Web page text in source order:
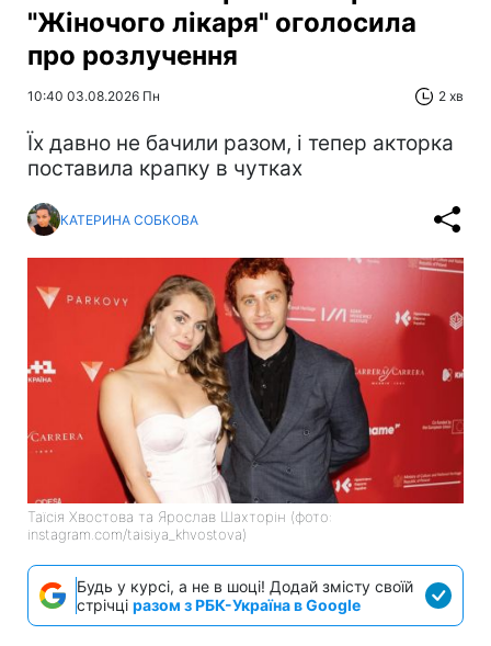
"Жіночого лікаря" оголосила
про розлучення
10:40 03.08.2026 Пн 2 хв
Їх давно не бачили разом, і тепер акторка
поставила крапку в чутках
КАТЕРИНА СОБКОВА
Таїсія Хвостова та Ярослав Шахторін (фото:
instagram.com/taisiya_khvostova)
Будь у курсі, а не в шоці! Додай змісту своїй
стрічці разом з РБК-Україна в Google